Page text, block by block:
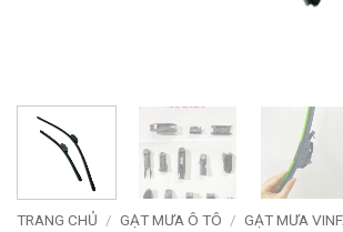
TRANG CHỦ / GẠT MƯA Ô TÔ / GẠT MƯA